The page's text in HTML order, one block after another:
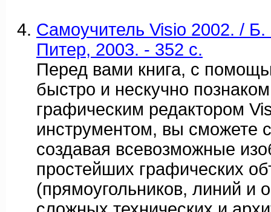
Самоучитель Visio 2002. /
Питер, 2003. - 352 с.
Перед вами книга, с
быстро и нескучно
графическим редактором
инструментом, вы сможете
создавая всевозможные
простейших графических
(прямоугольников, линий и